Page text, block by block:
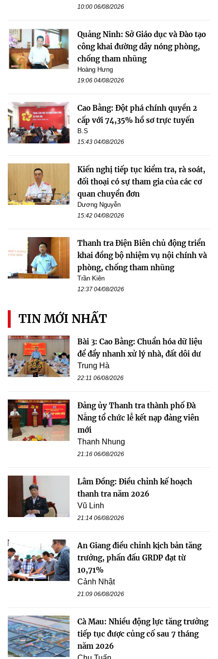
10:00 06/08/2026
Quảng Ninh: Sở Giáo dục và Đào tạo
công khai đường dây nóng phòng,
chống tham nhũng
Hoàng Hưng
19:06 04/08/2026
Cao Bằng: Đột phá chính quyền 2
cấp với 74,35% hồ sơ trực tuyến
B.S
15:43 04/08/2026
Kiến nghị tiếp tục kiểm tra, rà soát,
đối thoại có sự tham gia của các cơ
quan chuyển đơn
Dương Nguyễn
15:42 04/08/2026
Thanh tra Điện Biên chủ động triển
khai đồng bộ nhiệm vụ nội chính và
phòng, chống tham nhũng
Trần Kiên
12:37 04/08/2026
TIN MỚI NHẤT
Bài 3: Cao Bằng: Chuẩn hóa dữ liệu
để đẩy nhanh xử lý nhà, đất dôi dư
Trung Hà
22:11 06/08/2026
Đảng ủy Thanh tra thành phố Đà
Nẵng tổ chức lễ kết nạp đảng viên
mới
Thanh Nhung
21:16 06/08/2026
Lâm Đồng: Điều chỉnh kế hoạch
thanh tra năm 2026
Vũ Linh
21:14 06/08/2026
An Giang điều chỉnh kịch bản tăng
trưởng, phấn đấu GRDP đạt từ
10,71%
Cảnh Nhật
21:09 06/08/2026
Cà Mau: Nhiều động lực tăng trưởng
tiếp tục được củng cố sau 7 tháng
năm 2026